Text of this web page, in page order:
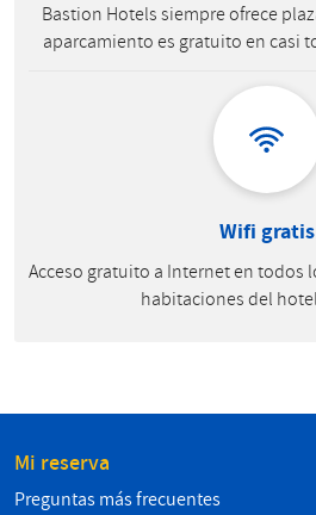
Bastion Hotels siempre ofrece
aparcamiento es gratuito en casi
Wifi gratis
Acceso gratuito a Internet en todos
habitaciones del
Mi reserva
Preguntas más frecuentes